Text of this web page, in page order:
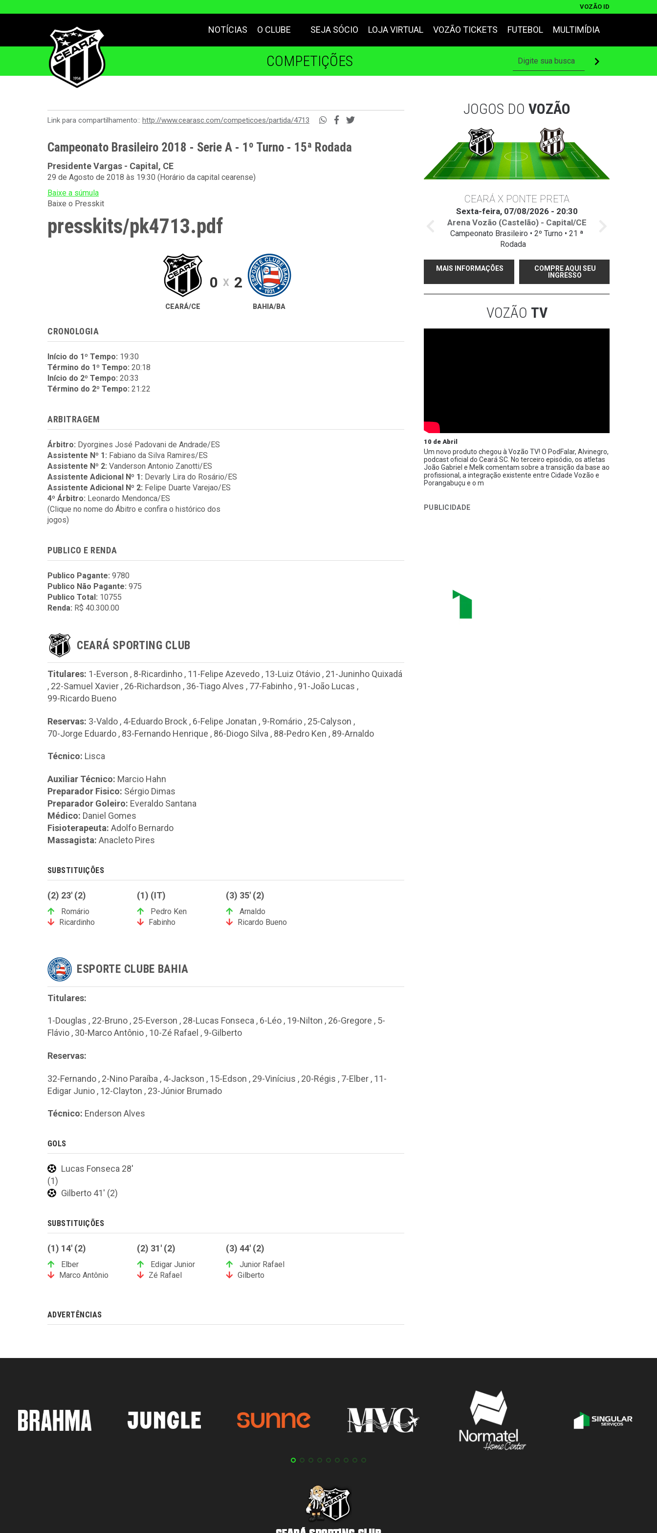
VOZÃO ID
NOTÍCIAS O CLUBE SEJA SÓCIO LOJA VIRTUAL VOZÃO TICKETS FUTEBOL MULTIMÍDIA
COMPETIÇÕES
Link para compartilhamento:: http://www.cearasc.com/competicoes/partida/4713
Campeonato Brasileiro 2018 - Serie A - 1º Turno - 15ª Rodada
Presidente Vargas - Capital, CE
29 de Agosto de 2018 às 19:30 (Horário da capital cearense)
Baixe a súmula
Baixe o Presskit
presskits/pk4713.pdf
CEARÁ/CE
0 X 2
BAHIA/BA
CRONOLOGIA
Início do 1º Tempo: 19:30
Término do 1º Tempo: 20:18
Início do 2º Tempo: 20:33
Término do 2º Tempo: 21:22
ARBITRAGEM
Árbitro: Dyorgines José Padovani de Andrade/ES
Assistente Nº 1: Fabiano da Silva Ramires/ES
Assistente Nº 2: Vanderson Antonio Zanotti/ES
Assistente Adicional Nº 1: Devarly Lira do Rosário/ES
Assistente Adicional Nº 2: Felipe Duarte Varejao/ES
4º Árbitro: Leonardo Mendonca/ES
(Clique no nome do Ábitro e confira o histórico dos
jogos)
PUBLICO E RENDA
Publico Pagante: 9780
Publico Não Pagante: 975
Publico Total: 10755
Renda: R$ 40.300.00
CEARÁ SPORTING CLUB
Titulares: 1-Everson , 8-Ricardinho , 11-Felipe Azevedo , 13-Luiz Otávio , 21-Juninho Quixadá
, 22-Samuel Xavier , 26-Richardson , 36-Tiago Alves , 77-Fabinho , 91-João Lucas ,
99-Ricardo Bueno
Reservas: 3-Valdo , 4-Eduardo Brock , 6-Felipe Jonatan , 9-Romário , 25-Calyson ,
70-Jorge Eduardo , 83-Fernando Henrique , 86-Diogo Silva , 88-Pedro Ken , 89-Arnaldo
Técnico: Lisca
Auxiliar Técnico: Marcio Hahn
Preparador Fisico: Sérgio Dimas
Preparador Goleiro: Everaldo Santana
Médico: Daniel Gomes
Fisioterapeuta: Adolfo Bernardo
Massagista: Anacleto Pires
SUBSTITUIÇÕES
(2) 23' (2)
Romário
Ricardinho
(1) (IT)
Pedro Ken
Fabinho
(3) 35' (2)
Arnaldo
Ricardo Bueno
ESPORTE CLUBE BAHIA
Titulares:
1-Douglas , 22-Bruno , 25-Everson , 28-Lucas Fonseca , 6-Léo , 19-Nilton , 26-Gregore , 5-
Flávio , 30-Marco Antônio , 10-Zé Rafael , 9-Gilberto
Reservas:
32-Fernando , 2-Nino Paraíba , 4-Jackson , 15-Edson , 29-Vinícius , 20-Régis , 7-Elber , 11-
Edigar Junio , 12-Clayton , 23-Júnior Brumado
Técnico: Enderson Alves
GOLS
Lucas Fonseca 28'
(1)
Gilberto 41' (2)
SUBSTITUIÇÕES
(1) 14' (2)
Elber
Marco Antônio
(2) 31' (2)
Edigar Junior
Zé Rafael
(3) 44' (2)
Junior Rafael
Gilberto
ADVERTÊNCIAS
JOGOS DO VOZÃO
CEARÁ X PONTE PRETA
Sexta-feira, 07/08/2026 - 20:30
Arena Vozão (Castelão) - Capital/CE
Campeonato Brasileiro • 2º Turno • 21 ª
Rodada
MAIS INFORMAÇÕES
COMPRE AQUI SEU
INGRESSO
VOZÃO TV
10 de Abril
Um novo produto chegou à Vozão TV! O PodFalar, Alvinegro,
podcast oficial do Ceará SC. No terceiro episódio, os atletas
João Gabriel e Melk comentam sobre a transição da base ao
profissional, a integração existente entre Cidade Vozão e
Porangabuçu e o m
PUBLICIDADE